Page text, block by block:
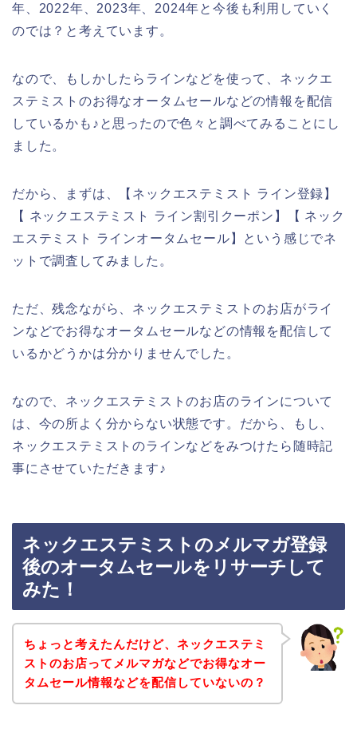
年、2022年、2023年、2024年と今後も利用していく
のでは？と考えています。
なので、もしかしたらラインなどを使って、ネックエ
ステミストのお得なオータムセールなどの情報を配信
しているかも♪と思ったので色々と調べてみることにし
ました。
だから、まずは、【ネックエステミスト ライン登録】
【 ネックエステミスト ライン割引クーポン】【 ネック
エステミスト ラインオータムセール】という感じでネ
ットで調査してみました。
ただ、残念ながら、ネックエステミストのお店がライ
ンなどでお得なオータムセールなどの情報を配信して
いるかどうかは分かりませんでした。
なので、ネックエステミストのお店のラインについて
は、今の所よく分からない状態です。だから、もし、
ネックエステミストのラインなどをみつけたら随時記
事にさせていただきます♪
ネックエステミストのメルマガ登録
後のオータムセールをリサーチして
みた！
ちょっと考えたんだけど、ネックエステミ
ストのお店ってメルマガなどでお得なオー
タムセール情報などを配信していないの？